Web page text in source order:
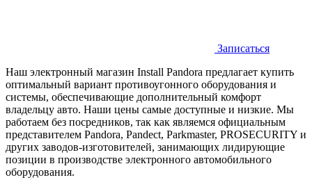
Записаться
Наш электронный магазин Install Pandora предлагает купить
оптимальный вариант противоугонного оборудования и
системы, обеспечивающие дополнительный комфорт
владельцу авто. Наши цены самые доступные и низкие. Мы
работаем без посредников, так как являемся официальным
представителем Pandora, Pandect, Parkmaster, PROSECURITY и
других заводов-изготовителей, занимающих лидирующие
позиции в производстве электронного автомобильного
оборудования.